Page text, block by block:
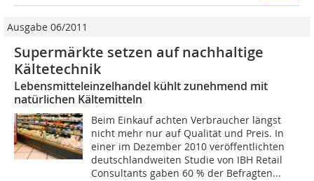
Ausgabe 06/2011
Supermärkte setzen auf nachhaltige
Kältetechnik
Lebensmitteleinzelhandel kühlt zunehmend mit
natürlichen Kältemitteln
Beim Einkauf achten Verbraucher längst
nicht mehr nur auf Qualität und Preis. In
einer im Dezember 2010 veröffentlichten
deutschlandweiten Studie von IBH Retail
Consultants gaben 60 % der Befragten...